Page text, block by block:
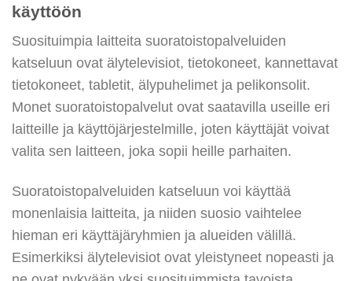
käyttöön
Suosituimpia laitteita suoratoistopalveluiden
katseluun ovat älytelevisiot, tietokoneet, kannettavat
tietokoneet, tabletit, älypuhelimet ja pelikonsolit.
Monet suoratoistopalvelut ovat saatavilla useille eri
laitteille ja käyttöjärjestelmille, joten käyttäjät voivat
valita sen laitteen, joka sopii heille parhaiten.
Suoratoistopalveluiden katseluun voi käyttää
monenlaisia laitteita, ja niiden suosio vaihtelee
hieman eri käyttäjäryhmien ja alueiden välillä.
Esimerkiksi älytelevisiot ovat yleistyneet nopeasti ja